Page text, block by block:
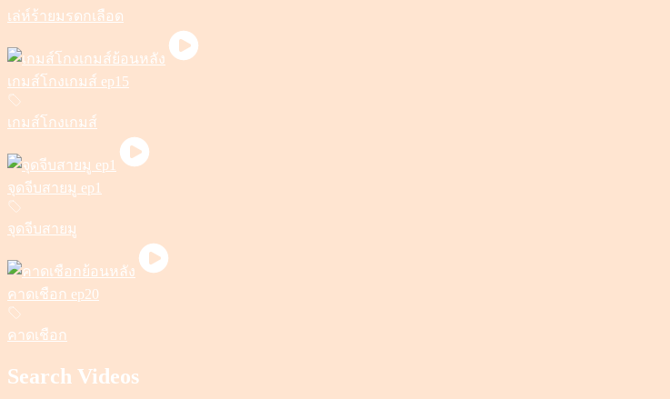
เล่ห์ร้ายมรดกเลือด
เกมส์โกงเกมส์ ep15
เกมส์โกงเกมส์
จุดจีบสายมู ep1
จุดจีบสายมู
คาดเชือก ep20
คาดเชือก
Search Videos